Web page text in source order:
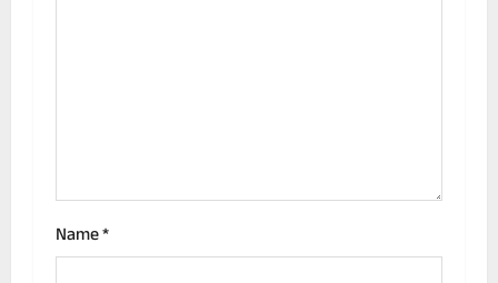
n
Name*